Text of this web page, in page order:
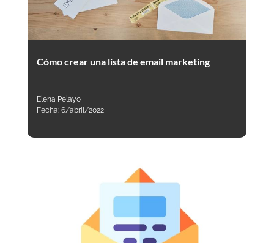
Cómo crear una lista de email marketing
Elena Pelayo
Fecha: 6/abril/2022